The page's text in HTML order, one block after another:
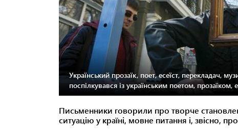
Український прозаїк, поет, есеїст, перекладач,
поспілкувався із українським поетом,
Письменники говорили про творче
ситуацію у країні, мовне питання і, звісно,